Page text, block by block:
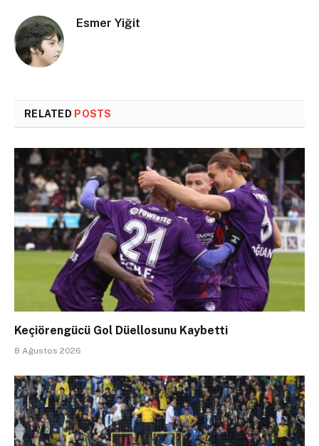
Esmer Yiğit
RELATED POSTS
Keçiörengücü Gol Düellosunu Kaybetti
8 Ağustos 2026